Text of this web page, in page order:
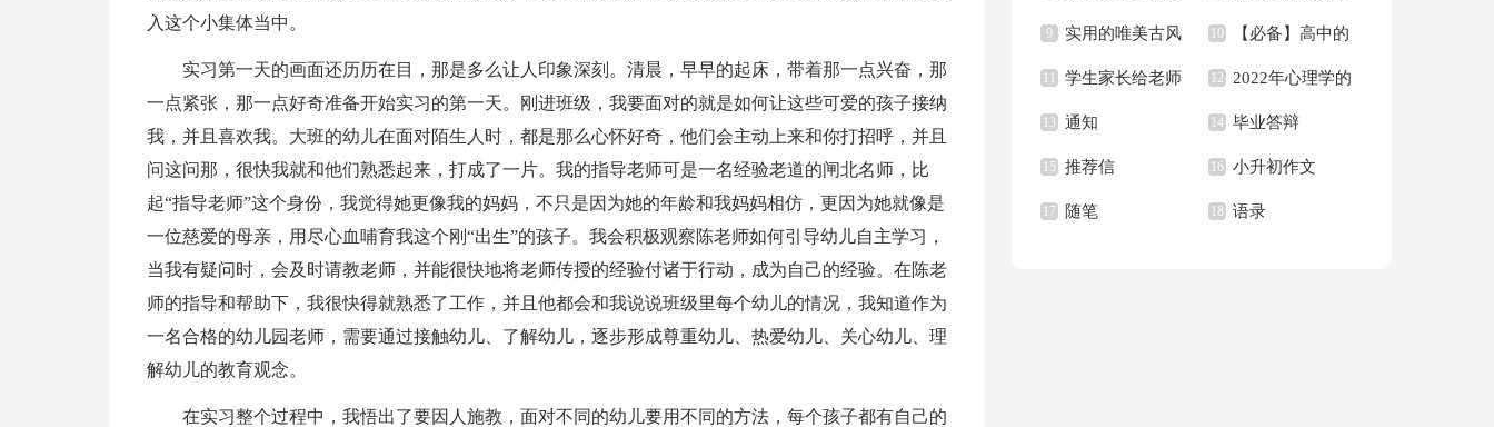
入这个小集体当中。
实习第一天的画面还历历在目，那是多么让人印象深刻。清晨，早早的起床，带着那一点兴奋，那
一点紧张，那一点好奇准备开始实习的第一天。刚进班级，我要面对的就是如何让这些可爱的孩子接纳
我，并且喜欢我。大班的幼儿在面对陌生人时，都是那么心怀好奇，他们会主动上来和你打招呼，并且
问这问那，很快我就和他们熟悉起来，打成了一片。我的指导老师可是一名经验老道的闸北名师，比
起“指导老师”这个身份，我觉得她更像我的妈妈，不只是因为她的年龄和我妈妈相仿，更因为她就像是
一位慈爱的母亲，用尽心血哺育我这个刚“出生”的孩子。我会积极观察陈老师如何引导幼儿自主学习，
当我有疑问时，会及时请教老师，并能很快地将老师传授的经验付诸于行动，成为自己的经验。在陈老
师的指导和帮助下，我很快得就熟悉了工作，并且他都会和我说说班级里每个幼儿的情况，我知道作为
一名合格的幼儿园老师，需要通过接触幼儿、了解幼儿，逐步形成尊重幼儿、热爱幼儿、关心幼儿、理
解幼儿的教育观念。
在实习整个过程中，我悟出了要因人施教，面对不同的幼儿要用不同的方法，每个孩子都有自己的
言稿集合15篇 的格言集锦94条
9 实用的唯美古风
句子合集36句
10 【必备】高中的
作文集合八篇
11 学生家长给老师
的感谢信合集6篇
12 2022年心理学的
语录
13 通知 14 毕业答辩
15 推荐信 16 小升初作文
17 随笔 18 语录